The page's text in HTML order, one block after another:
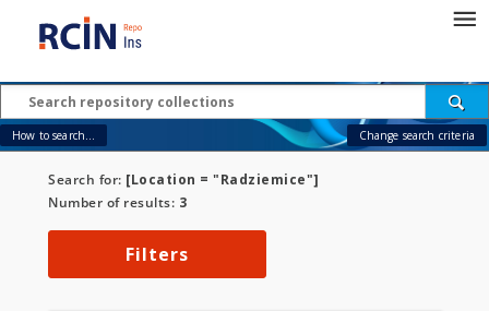
How to search... Change search criteria
Search for: [Location = "Radziemice"]
Number of results: 3
Filters